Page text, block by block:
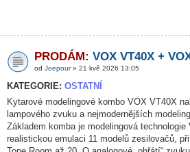
PRODÁM: VOX VT40X +
od Joepour» 21 kvě 2026 13:05
KATEGORIE: OSTATNÍ
Kytarové modelingové kombo VOX VT40X
lampového zvuku a nejmodernějších
Základem komba je modelingová
realistickou emulaci 11 modelů zesilovačů,